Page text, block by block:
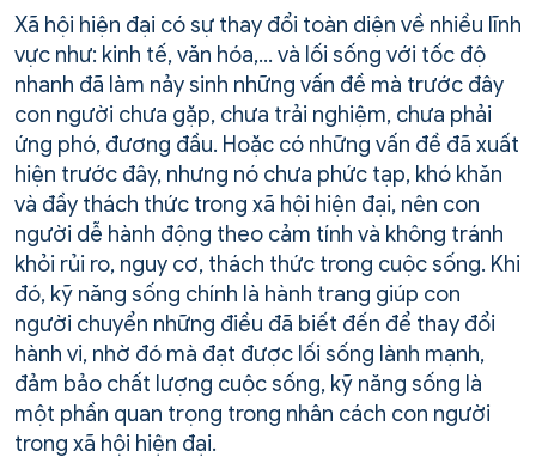
Xã hội hiện đại có sự thay đổi toàn diện về nhiều lĩnh
vực như: kinh tế, văn hóa,… và lối sống với tốc độ
nhanh đã làm nảy sinh những vấn đề mà trước đây
con người chưa gặp, chưa trải nghiệm, chưa phải
ứng phó, đương đầu. Hoặc có những vấn đề đã xuất
hiện trước đây, nhưng nó chưa phức tạp, khó khăn
và đầy thách thức trong xã hội hiện đại, nên con
người dễ hành động theo cảm tính và không tránh
khỏi rủi ro, nguy cơ, thách thức trong cuộc sống. Khi
đó, kỹ năng sống chính là hành trang giúp con
người chuyển những điều đã biết đến để thay đổi
hành vi, nhờ đó mà đạt được lối sống lành mạnh,
đảm bảo chất lượng cuộc sống, kỹ năng sống là
một phần quan trọng trong nhân cách con người
trong xã hội hiện đại.